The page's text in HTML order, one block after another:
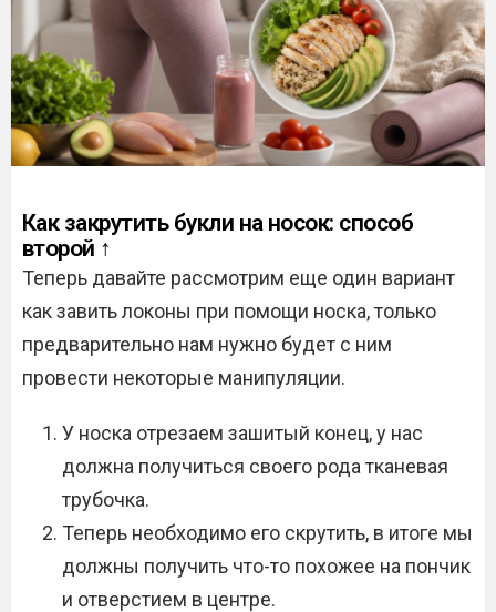
Как закрутить букли на носок: способ
второй ↑
Теперь давайте рассмотрим еще один вариант
как завить локоны при помощи носка, только
предварительно нам нужно будет с ним
провести некоторые манипуляции.
У носка отрезаем зашитый конец, у нас
должна получиться своего рода тканевая
трубочка.
Теперь необходимо его скрутить, в итоге мы
должны получить что-то похожее на пончик
и отверстием в центре.